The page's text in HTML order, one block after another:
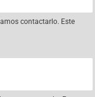
contactarlo. Este